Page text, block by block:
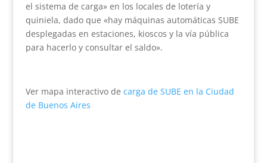
el sistema de carga» en los locales de lotería y
quiniela, dado que «hay máquinas automáticas SUBE
desplegadas en estaciones, kioscos y la vía pública
para hacerlo y consultar el saldo».
Ver mapa interactivo de carga de SUBE en la Ciudad
de Buenos Aires